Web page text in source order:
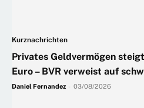
Kurznachrichten
Privates Geldvermögen
Euro – BVR verweist auf
Daniel Fernandez 03/08/2026